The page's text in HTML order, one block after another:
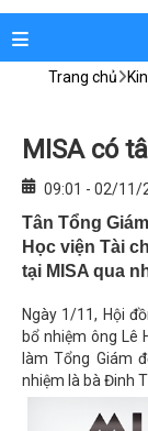
Trang chủ
MISA có
09:01 - 02/11/
Tân Tổng
Học viện Tài
tại MISA qua
Ngày 1/11, Hội
bổ nhiệm ông Lê
làm Tổng Giám
nhiệm là bà Đinh